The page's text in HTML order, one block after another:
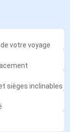
votre voyage
sièges inclinables